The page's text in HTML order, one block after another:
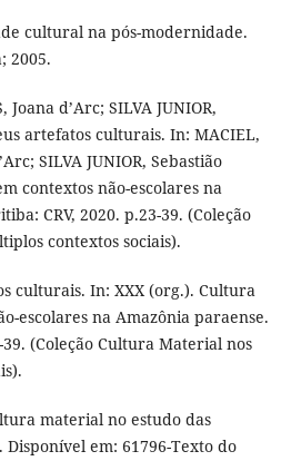
cultural na pós-modernidade.
2005.
d’Arc; SILVA JUNIOR,
artefatos culturais. In: MACIEL,
SILVA JUNIOR, Sebastião
contextos não-escolares na
CRV, 2020. p.23-39. (Coleção
contextos sociais).
culturais. In: XXX (org.). Cultura
escolares na Amazônia paraense.
(Coleção Cultura Material nos
material no estudo das
Disponível em: 61796-Texto do